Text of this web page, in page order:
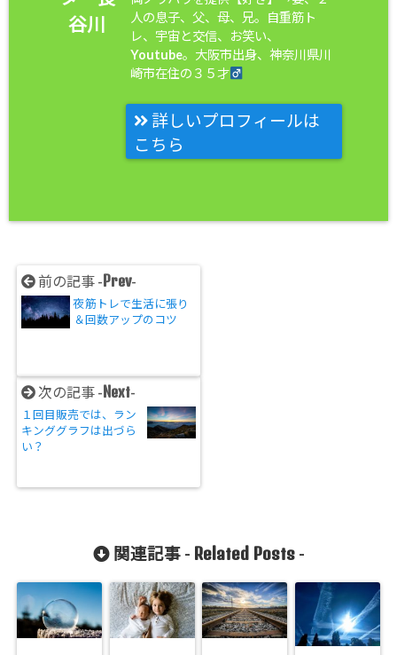
谷川
人の息子、父、母、兄。自重筋ト
レ、宇宙と交信、お笑い、
Youtube。大阪市出身、神奈川県川
崎市在住の３５才
詳しいプロフィールは
こちら
前の記事 -Prev-
夜筋トレで生活に張り
＆回数アップのコツ
次の記事 -Next-
１回目販売では、ラン
キンググラフは出づら
い？
関連記事 - Related Posts-